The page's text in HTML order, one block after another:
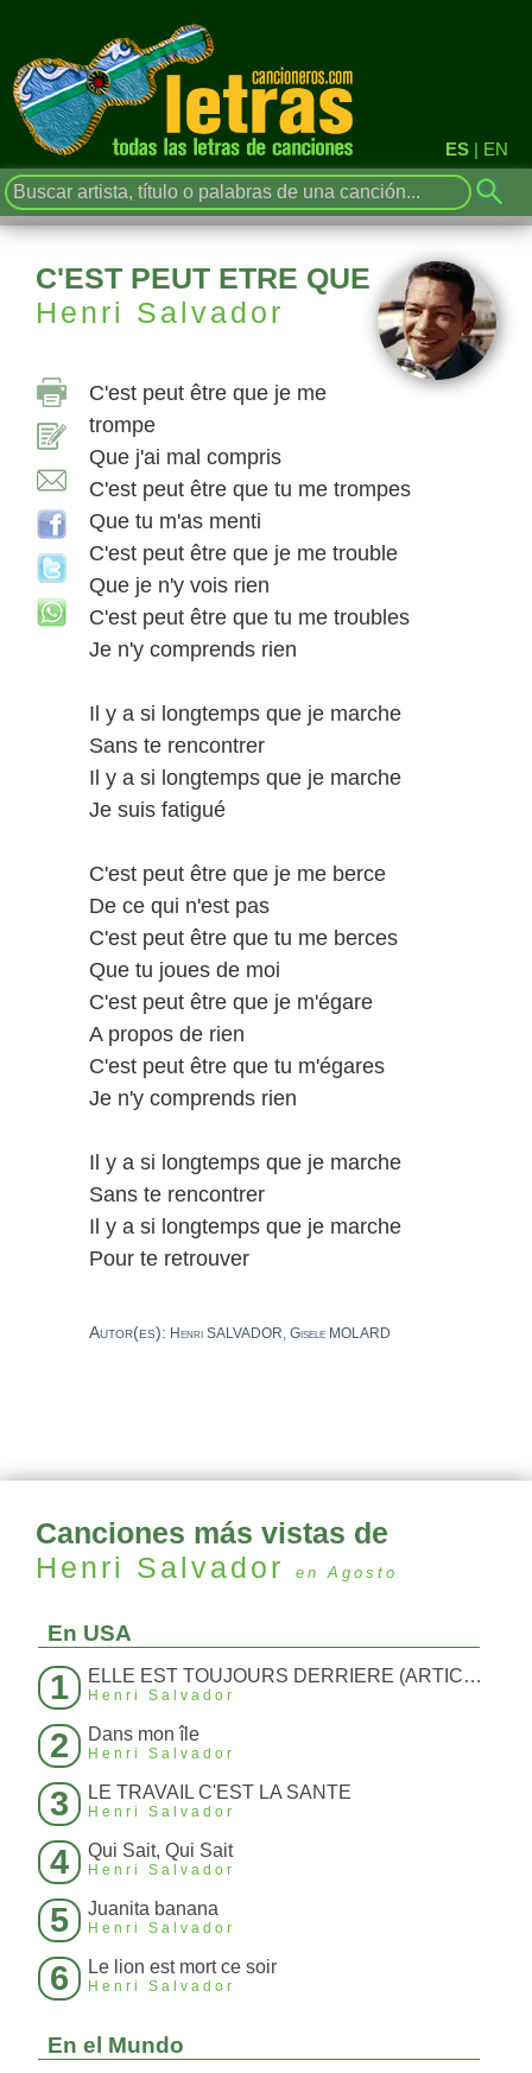
ES | EN
C'EST PEUT ETRE QUE
Henri Salvador
C'est peut être que je me
trompe
Que j'ai mal compris
C'est peut être que tu me trompes
Que tu m'as menti
C'est peut être que je me trouble
Que je n'y vois rien
C'est peut être que tu me troubles
Je n'y comprends rien
Il y a si longtemps que je marche
Sans te rencontrer
Il y a si longtemps que je marche
Je suis fatigué
C'est peut être que je me berce
De ce qui n'est pas
C'est peut être que tu me berces
Que tu joues de moi
C'est peut être que je m'égare
A propos de rien
C'est peut être que tu m'égares
Je n'y comprends rien
Il y a si longtemps que je marche
Sans te rencontrer
Il y a si longtemps que je marche
Pour te retrouver
Autor(es): Henri SALVADOR, Gisele MOLARD
Canciones más vistas de
Henri Salvador
en Agosto
En USA
1 ELLE EST TOUJOURS DERRIERE (ARTICLE 214)
Henri Salvador
2 Dans mon île
Henri Salvador
3 LE TRAVAIL C'EST LA SANTE
Henri Salvador
4 Qui Sait, Qui Sait
Henri Salvador
5 Juanita banana
Henri Salvador
6 Le lion est mort ce soir
Henri Salvador
En el Mundo